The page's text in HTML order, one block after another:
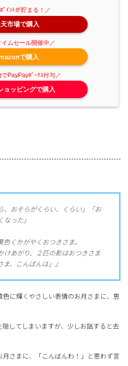
市場で購入
で購入
ョッピングで購入
、おそらがくらい、くらい」「お
った」
くかがやくおつきさま。
けあがり、２匹の影はおつきさま
、こんばんは」』
に輝くやさしい表情のお月さまに、思
してしまいますが、少しお話すると去
さまに、「こんばんわ！」と思わず言